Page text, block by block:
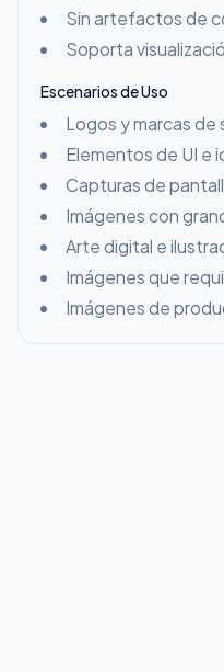
Sin artefactos de
Soporta
Escenarios de Uso
Logos y marcas de
Elementos de UI e
Capturas de
Imágenes con
Arte digital e
Imágenes que
Imágenes de